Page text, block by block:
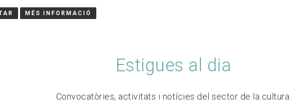
Estigues al dia
Convocatòries, activitats i notícies del sector de la cultura.
MÉS INFORMACIÓ